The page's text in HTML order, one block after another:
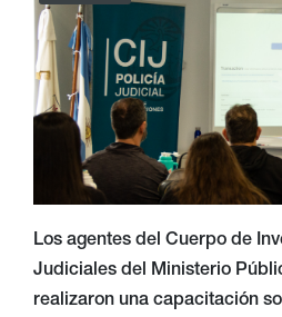
Los agentes del Cuerpo de
Judiciales del Ministerio
realizaron una capacitación